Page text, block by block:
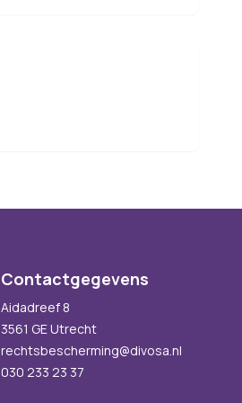
Contactgegevens
Aidadreef 8
3561 GE Utrecht
rechtsbescherming@divosa.nl
030 233 23 37